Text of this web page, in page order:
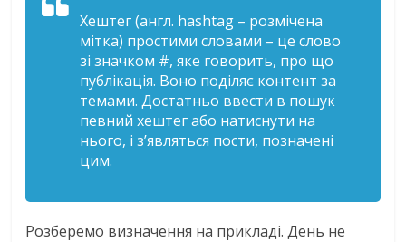
Хештег (англ. hashtag – розмічена
мітка) простими словами – це слово
зі значком #, яке говорить, про що
публікація. Воно поділяє контент за
темами. Достатньо ввести в пошук
певний хештег або натиснути на
нього, і з’являться пости, позначені
цим.
Розберемо визначення на прикладі. День не